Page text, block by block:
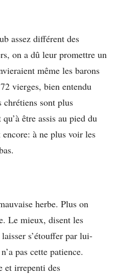
assez différent des
on a dû leur promettre un
même les barons
vierges, bien entendu
chrétiens sont plus
être assis au pied du
à ne plus voir les
herbe. Plus on
Le mieux, disent les
s’étouffer par lui-
pas cette patience.
et irrepenti des